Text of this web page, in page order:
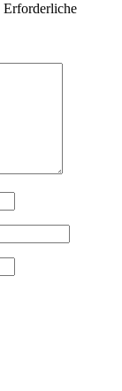
Erforderliche